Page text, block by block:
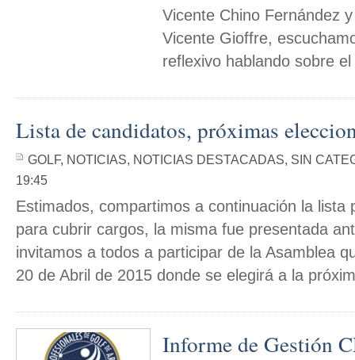
Vicente Chino Fernández
Vicente Gioffre,
reflexivo hablando sobre
Lista de candidatos, próximas
GOLF, NOTICIAS, NOTICIAS DESTACADAS, SIN
19:45
Estimados, compartimos a continuación la lista
para cubrir cargos, la misma fue presentada
invitamos a todos a participar de la Asamblea
20 de Abril de 2015 donde se elegirá a la
Informe de Gestión